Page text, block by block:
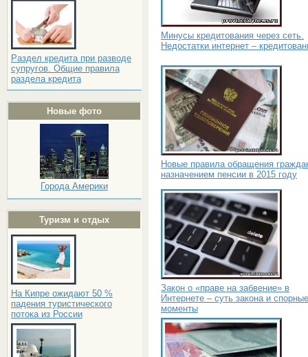
Раздел кредита при разводе
супругов. Общие правила
раздела кредита
Новые фото
Города Америки
Туризм и отдых
На Кипре ожидают 50 %
падения туристического
потока из России
Минусы кредитования через сеть.
Недостатки интернет –
Новые правила обращения
назначением пенсии в 2015 году
Закон о «праве на забвение» в
Интернете – суть закона и спорные
моменты